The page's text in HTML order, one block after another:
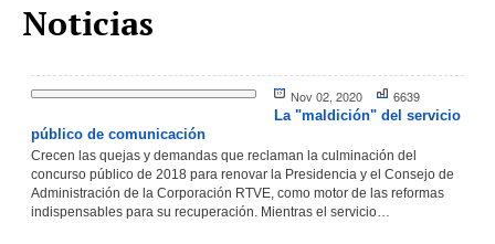
Noticias
Nov 02, 2020 6639
La "maldición" del servicio
público de comunicación
Crecen las quejas y demandas que reclaman la culminación del
concurso público de 2018 para renovar la Presidencia y el Consejo de
Administración de la Corporación RTVE, como motor de las reformas
indispensables para su recuperación. Mientras el servicio…